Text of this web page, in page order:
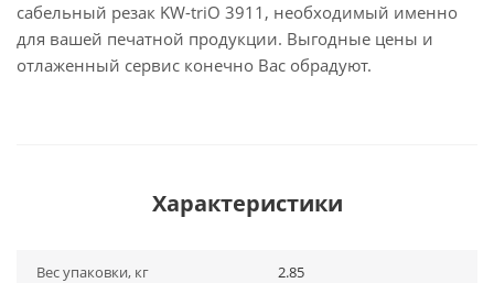
сабельный резак KW-triO 3911, необходимый именно
для вашей печатной продукции. Выгодные цены и
отлаженный сервис конечно Вас обрадуют.
Характеристики
Вес упаковки, кг 2.85